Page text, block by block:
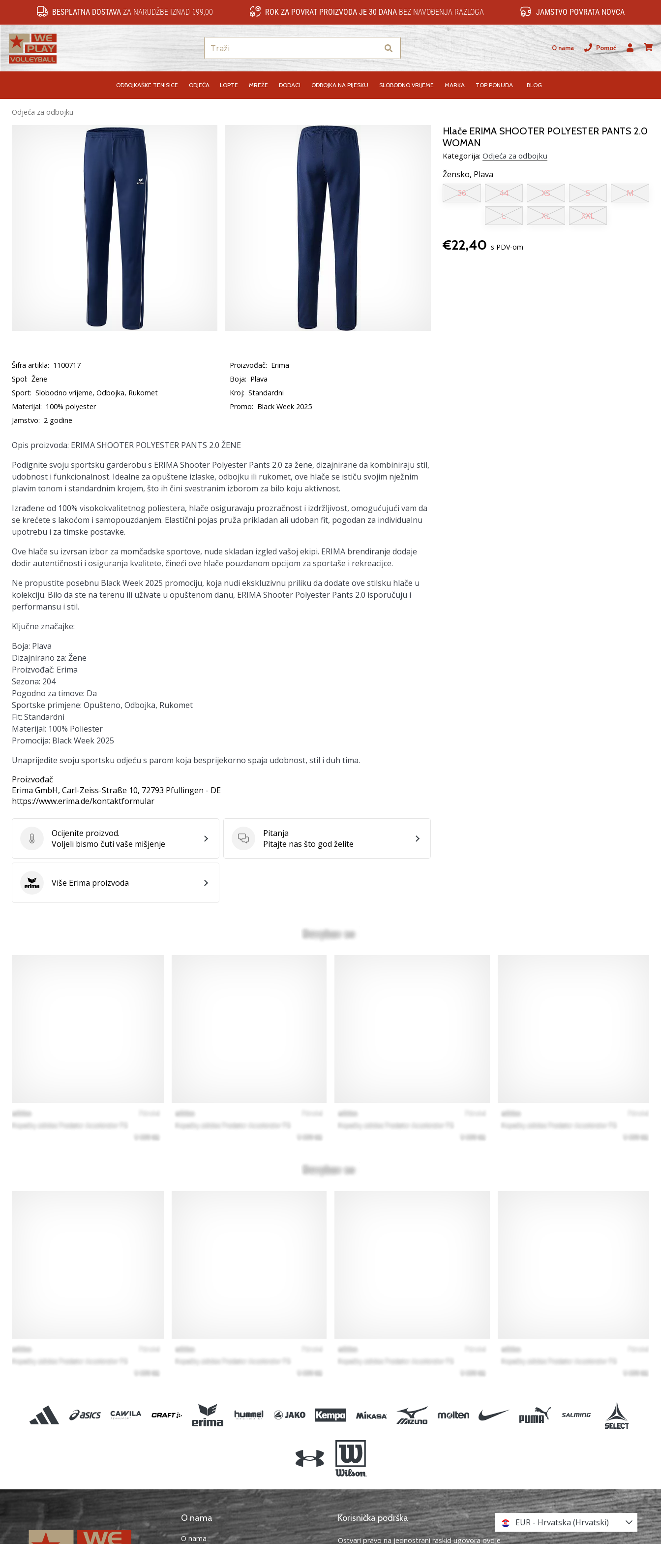
BESPLATNA DOSTAVAZA NARUDŽBE IZNAD €99,00 ROK ZA POVRAT PROIZVODA JE 30 DANABEZ NAVOĐENJA RAZLOGA JAMSTVO POVRATA NOVCA
O nama
Pomoć
Korisnik
ODBOJKAŠKE TENISICE ODJEĆA LOPTE MREŽE DODACI ODBOJKA NA PIJESKU SLOBODNO VRIJEME MARKA TOP PONUDA BLOG
Odjeća za odbojku
Hlače ERIMA SHOOTER POLYESTER PANTS 2.0
WOMAN
Kategorija: Odjeća za odbojku
Žensko, Plava
36
44 XS S M
L XL XXL
€22,40 s PDV-om
Šifra artikla: 1100717 Proizvođač: Erima
Spol: Žene Boja: Plava
Sport: Slobodno vrijeme, Odbojka, Rukomet Kroj: Standardni
Materijal: 100% polyester Promo: Black Week 2025
Jamstvo: 2 godine
Opis proizvoda: ERIMA SHOOTER POLYESTER PANTS 2.0 ŽENE
Podignite svoju sportsku garderobu s ERIMA Shooter Polyester Pants 2.0 za žene, dizajnirane da kombiniraju stil,
udobnost i funkcionalnost. Idealne za opuštene izlaske, odbojku ili rukomet, ove hlače se ističu svojim nježnim
plavim tonom i standardnim krojem, što ih čini svestranim izborom za bilo koju aktivnost.
Izrađene od 100% visokokvalitetnog poliestera, hlače osiguravaju prozračnost i izdržljivost, omogućujući vam da
se krećete s lakoćom i samopouzdanjem. Elastični pojas pruža prikladan ali udoban fit, pogodan za individualnu
upotrebu i za timske postavke.
Ove hlače su izvrsan izbor za momčadske sportove, nude skladan izgled vašoj ekipi. ERIMA brendiranje dodaje
dodir autentičnosti i osiguranja kvalitete, čineći ove hlače pouzdanom opcijom za sportaše i rekreacijce.
Ne propustite posebnu Black Week 2025 promociju, koja nudi ekskluzivnu priliku da dodate ove stilsku hlače u
kolekciju. Bilo da ste na terenu ili uživate u opuštenom danu, ERIMA Shooter Polyester Pants 2.0 isporučuju i
performansu i stil.
Ključne značajke:
Boja: Plava
Dizajnirano za: Žene
Proizvođač: Erima
Sezona: 204
Pogodno za timove: Da
Sportske primjene: Opušteno, Odbojka, Rukomet
Fit: Standardni
Materijal: 100% Poliester
Promocija: Black Week 2025
Unaprijedite svoju sportsku odjeću s parom koja besprijekorno spaja udobnost, stil i duh tima.
Proizvođač
Erima GmbH, Carl-Zeiss-Straße 10, 72793 Pfullingen - DE
https://www.erima.de/kontaktformular
Ocijenite proizvod.
Ocijenite proizvod.
Voljeli bismo čuti vaše mišjenje
Pitanja
Pitanja
Pitajte nas što god želite
Erima Više Erima proizvoda
O nama
O nama
Korisnička podrška
Ostvari pravo na jednostrani raskid ugovora ovdje
EUR - Hrvatska (Hrvatski)